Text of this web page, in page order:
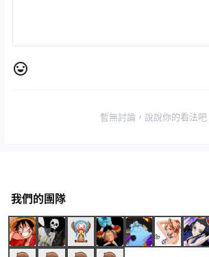
暫無討論，說說你的看法吧
我們的團隊